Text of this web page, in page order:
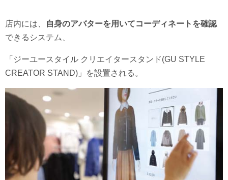
店内には、
自身のアバターを用いてコーディネートを確認
できるシステム、
「ジーユースタイル クリエイタースタンド(GU STYLE
CREATOR STAND)」を設置される。